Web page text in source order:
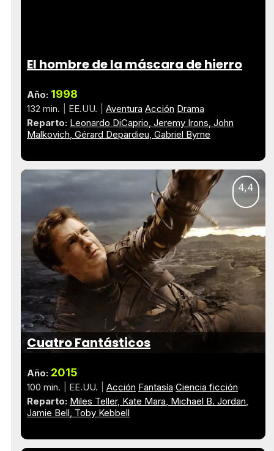
El hombre de la máscara de hierro
Año: 1998
132 min. EE.UU. Aventura Acción Drama
Reparto: Leonardo DiCaprio Jeremy Irons John
Malkovich Gérard Depardieu Gabriel Byrne
4,4
Cuatro Fantásticos
Año: 2015
100 min. EE.UU. Acción Fantasía Ciencia ficción
Reparto: Miles Teller Kate Mara Michael B. Jordan
Jamie Bell Toby Kebbell